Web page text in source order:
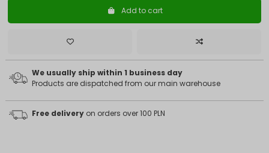
Add to cart
We usually ship within 1 business day
Products are dispatched from our main warehouse
Free delivery on orders over 100 PLN